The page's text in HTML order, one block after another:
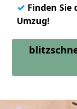
✓ Finden
Umzug!